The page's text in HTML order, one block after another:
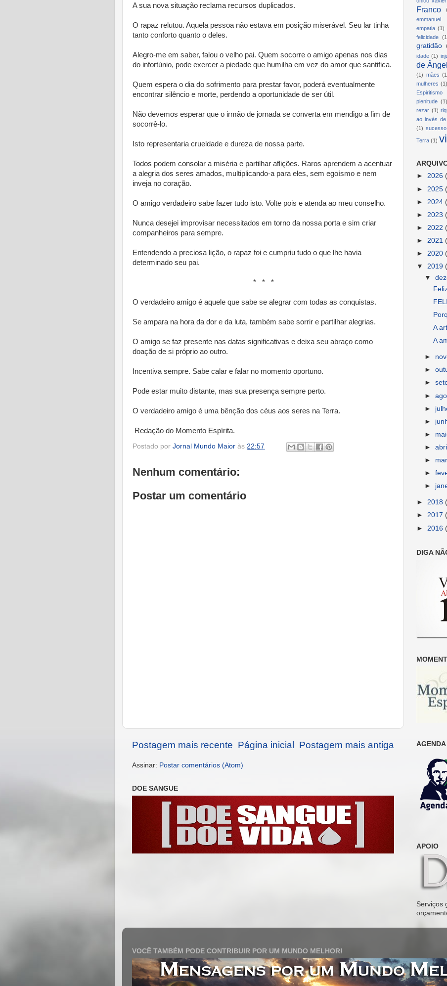
A sua nova situação reclama recursos duplicados.
O rapaz relutou. Aquela pessoa não estava em posição miserável. Seu lar tinha
tanto conforto quanto o deles.
Alegro-me em saber, falou o velho pai. Quem socorre o amigo apenas nos dias
do infortúnio, pode exercer a piedade que humilha em vez do amor que santifica.
Quem espera o dia do sofrimento para prestar favor, poderá eventualmente
encontrar silêncio e morte, perdendo a oportunidade de ser útil.
Não devemos esperar que o irmão de jornada se converta em mendigo a fim de
socorrê-lo.
Isto representaria crueldade e dureza de nossa parte.
Todos podem consolar a miséria e partilhar aflições. Raros aprendem a acentuar
a alegria dos seres amados, multiplicando-a para eles, sem egoísmo e nem
inveja no coração.
O amigo verdadeiro sabe fazer tudo isto. Volte pois e atenda ao meu conselho.
Nunca desejei improvisar necessitados em torno da nossa porta e sim criar
companheiros para sempre.
Entendendo a preciosa lição, o rapaz foi e cumpriu tudo o que lhe havia
determinado seu pai.
* * *
O verdadeiro amigo é aquele que sabe se alegrar com todas as conquistas.
Se ampara na hora da dor e da luta, também sabe sorrir e partilhar alegrias.
O amigo se faz presente nas datas significativas e deixa seu abraço como
doação de si próprio ao outro.
Incentiva sempre. Sabe calar e falar no momento oportuno.
Pode estar muito distante, mas sua presença sempre perto.
O verdadeiro amigo é uma bênção dos céus aos seres na Terra.
Redação do Momento Espírita.
Postado por Jornal Mundo Maior às 22:57
Nenhum comentário:
Postar um comentário
Postagem mais recente Postagem mais antiga
Página inicial
Assinar: Postar comentários (Atom)
DOE SANGUE
Franco
emmanuel
empatia (1)
felicidade
gratidão
idade (1)
de
(1) mães
mulheres (1)
Espiritismo
plenitude (1)
rezar (1)
ao invés
(1) sucesso
Terra (1)
► 2026
► 2025
► 2024
► 2023
► 2022
► 2021
► 2020
▼ 2019
▼
A
A
►
►
►
►
►
►
►
►abril
►
►
►
► 2018
► 2017
► 2016
DIGA
APOIO
Serviços
VOCÊ TAMBÉM PODE CONTRIBUIR POR UM MUNDO MELHOR!